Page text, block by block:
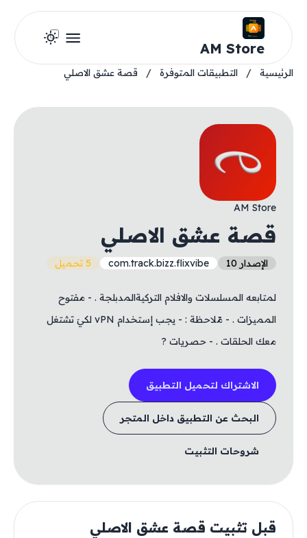
AM Store
الرئيسية / التطبيقات المتوفرة / قصة عشق الاصلي
AM Store
قصة عشق الاصلي
الإصدار 10 com.track.bizz.flixvibe 5 تحميل
لمتابعه المسلسلات والافلام التركيةالمدبلجة . - مفتوح
المميزات . - مّلاحظة : - يجب إستخدام vPN لكيَ تشتغل
معك الحلقات . - حصريات ?
الاشتراك لتحميل التطبيق
البحث عن التطبيق داخل المتجر
شروحات التثبيت
قبل تثبيت قصة عشق الاصلي